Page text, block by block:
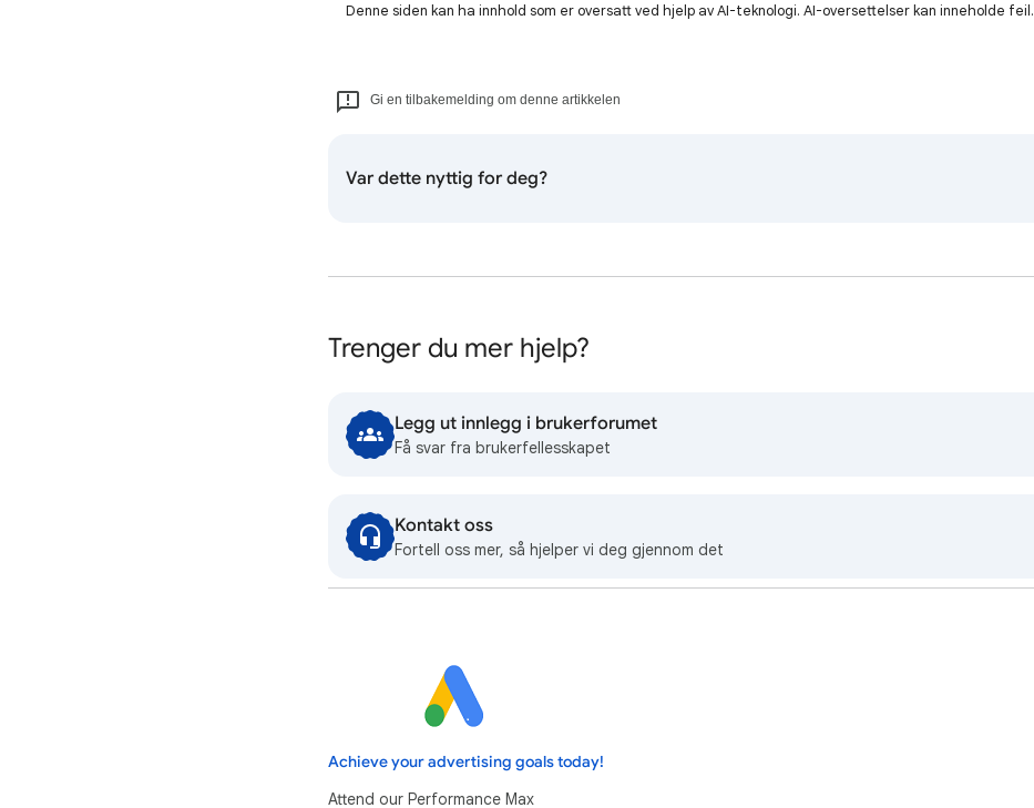
Denne siden kan ha innhold som er oversatt ved hjelp av AI-teknologi. AI-oversettelser kan inneholde feil.
Gi en tilbakemelding om denne artikkelen
Var dette nyttig for deg?
Trenger du mer hjelp?
Legg ut innlegg i brukerforumet
Få svar fra brukerfellesskapet
Kontakt oss
Fortell oss mer, så hjelper vi deg gjennom det
Achieve your advertising goals today!
Attend our Performance Max